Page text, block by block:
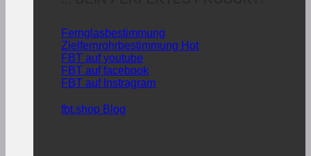
Fernglasbestimmung
Zielfernrohrbestimmung
FBT auf youtube
FBT auf facebook
FBT auf Instragram
fbt.shop Blog